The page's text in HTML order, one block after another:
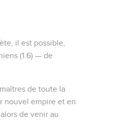
il est possible,
(1.6) — de
de toute la
nouvel empire et en
de venir au